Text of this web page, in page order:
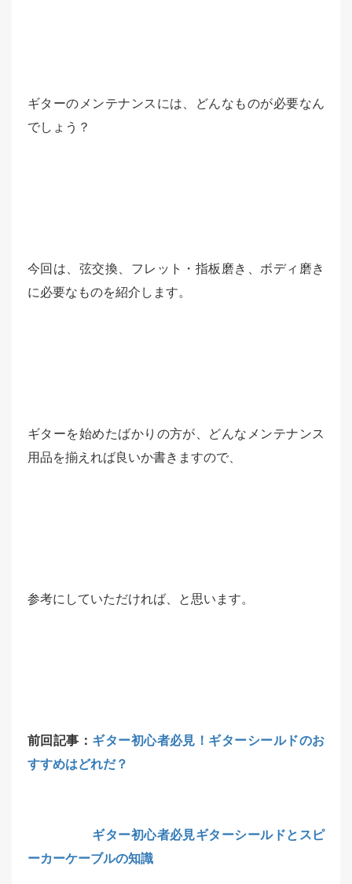
ギターのメンテナンスには、どんなものが必要なん
でしょう？
今回は、弦交換、フレット・指板磨き、ボディ磨き
に必要なものを紹介します。
ギターを始めたばかりの方が、どんなメンテナンス
用品を揃えれば良いか書きますので、
参考にしていただければ、と思います。
前回記事： ギター初心者必見！ギターシールドのお
すすめはどれだ？
ギター初心者必見ギターシールドとスピ
ーカーケーブルの知識